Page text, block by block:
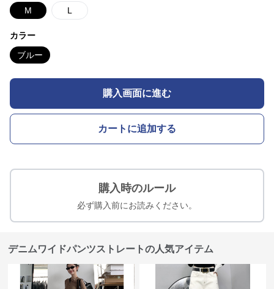
M L
カラー
ブルー
購入画面に進む
カートに追加する
購入時のルール
必ず購入前にお読みください。
デニムワイドパンツストレートの人気アイテム